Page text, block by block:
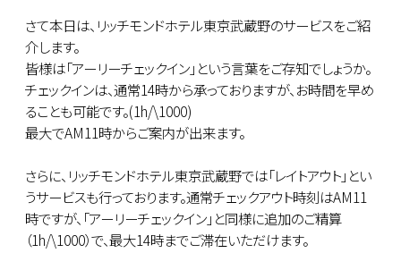
さて本日は、リッチモンドホテル東京武蔵野のサービスをご紹
介します。
皆様は「アーリーチェックイン」という言葉をご存知でしょうか。
チェックインは、通常14時から承っておりますが、お時間を早め
ることも可能です。(1h/\1000)
最大でAM11時からご案内が出来ます。
さらに、リッチモンドホテル東京武蔵野では「レイトアウト」とい
うサービスも行っております。通常チェックアウト時刻はAM11
時ですが、「アーリーチェックイン」と同様に追加のご精算
（1h/\1000）で、最大14時までご滞在いただけます。